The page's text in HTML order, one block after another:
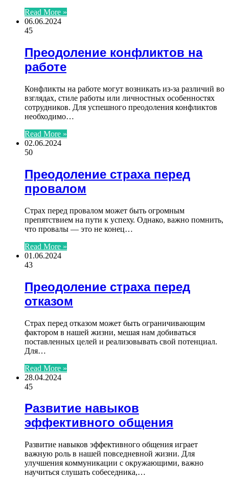
Read More »
06.06.2024
45
Преодоление конфликтов на
работе
Конфликты на работе могут возникать из-за различий во
взглядах, стиле работы или личностных особенностях
сотрудников. Для успешного преодоления конфликтов
необходимо…
Read More »
02.06.2024
50
Преодоление страха перед
провалом
Страх перед провалом может быть огромным
препятствием на пути к успеху. Однако, важно помнить,
что провалы — это не конец…
Read More »
01.06.2024
43
Преодоление страха перед
отказом
Страх перед отказом может быть ограничивающим
фактором в нашей жизни, мешая нам добиваться
поставленных целей и реализовывать свой потенциал.
Для…
Read More »
28.04.2024
45
Развитие навыков
эффективного общения
Развитие навыков эффективного общения играет
важную роль в нашей повседневной жизни. Для
улучшения коммуникации с окружающими, важно
научиться слушать собеседника,…